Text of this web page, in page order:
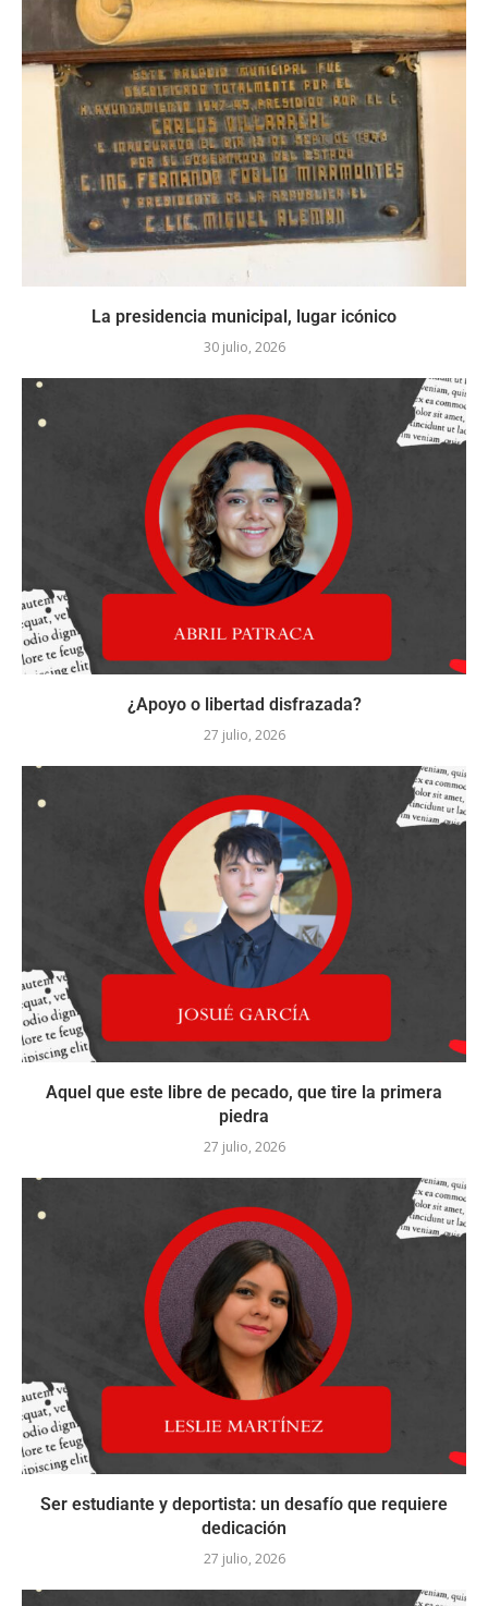
La presidencia municipal, lugar icónico
30 julio, 2026
¿Apoyo o libertad disfrazada?
27 julio, 2026
Aquel que este libre de pecado, que tire la primera
piedra
27 julio, 2026
Ser estudiante y deportista: un desafío que requiere
dedicación
27 julio, 2026